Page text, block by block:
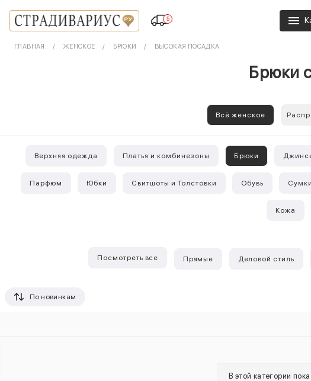
5
ГЛАВНАЯ ЖЕНСКОЕ БРЮКИ ВЫСОКАЯ ПОСАДКА
Брюки
Всё женское
Верхняя одежда Платья и комбинезоны Брюки
Парфюм Юбки Свитшоты и Толстовки Обувь
Кожа
Посмотреть все Прямые Деловой стиль
По новинкам
В этой категории